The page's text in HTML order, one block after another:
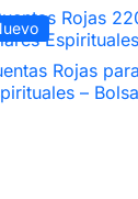
 Vista
Rojas
–